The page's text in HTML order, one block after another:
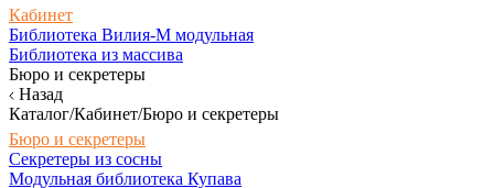
Кабинет
Библиотека Вилия-М модульная
Библиотека из массива
Бюро и секретеры
Назад
Каталог/Кабинет/Бюро и секретеры
Бюро и секретеры
Секретеры из сосны
Модульная библиотека Купава